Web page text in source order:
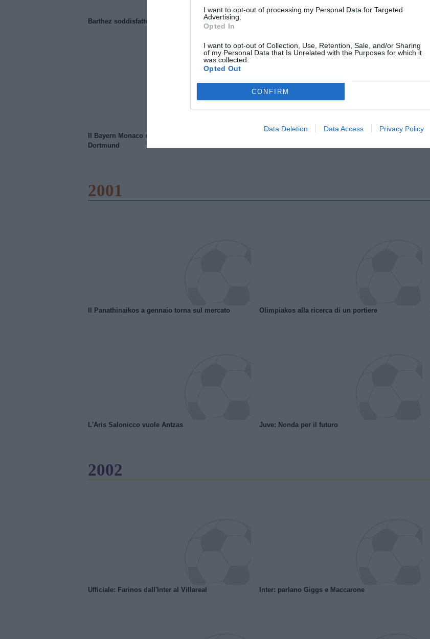
I want to opt-out of processing my Personal Data for Targeted
Advertising.
Opted In
I want to opt-out of Collection, Use, Retention, Sale, and/or Sharing
of my Personal Data that Is Unrelated with the Purposes for which it
was collected.
Opted Out
CONFIRM
Data Deletion Data Access Privacy Policy
Barthez soddisfatto del Manchester United
Il Bayern Monaco ridimensiona il Borussia
Dortmund
Wiltord vuole giocare
2001
Il Panathinaikos a gennaio torna sul mercato Olimpiakos alla ricerca di un portiere
L'Aris Salonicco vuole Antzas Juve: Nonda per il futuro
2002
Ufficiale: Farinos dall'Inter al Villareal Inter: parlano Giggs e Maccarone